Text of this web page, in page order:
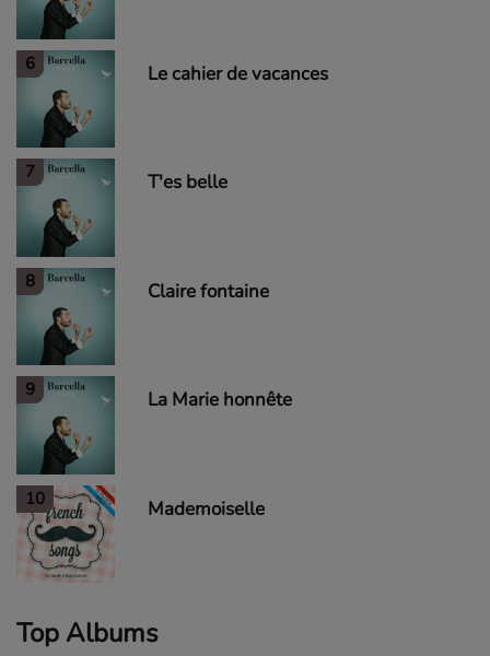
6 Le cahier de vacances
7 T'es belle
8 Claire fontaine
9 La Marie honnête
10 Mademoiselle
Top Albums